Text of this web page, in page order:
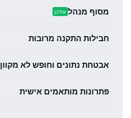
מסוף מנהל עודכן
חבילות התקנה מרובות
אבטחת נתונים וחופש לא מקוון
פתרונות מותאמים אישית